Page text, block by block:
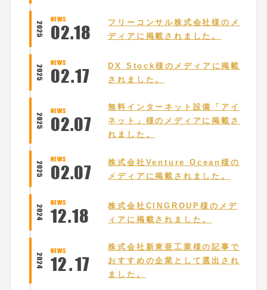
2025
NEWS
02.18
フリーコンサル株式会社様のメ
ディアに掲載されました。
2025
NEWS
02.17
DX Stock様のメディアに掲載
されました。
2025
NEWS
02.07
無料インターネット設備「アイ
ネット」様のメディアに掲載さ
れました。
2025
NEWS
02.07
株式会社Venture Ocean様の
メディアに掲載されました。
2024
NEWS
12.18
株式会社CINGROUP様のメデ
ィアに掲載されました。
2024
NEWS
12.17
株式会社新東亜工業様の記事で
おすすめの企業として選出され
ました。